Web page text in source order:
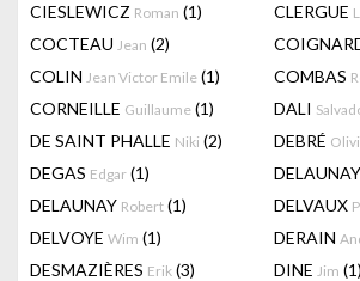
CIESLEWICZ Roman (1) CLERGUE
COCTEAU Jean (2)
COLIN Jean Victor Emile (1) COMBAS
CORNEILLE Guillaume (1) DALI
DE SAINT PHALLE Niki (2) DEBRÉ
DEGAS Edgar (1) DELAUNAY
DELAUNAY Robert (1) DELVAUX
DELVOYE Wim (1) DERAIN
DESMAZIÈRES Erik (3) DINE Jim (1)